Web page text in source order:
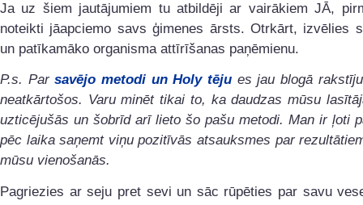
Ja uz šiem jautājumiem tu atbildēji ar vairākiem JĀ,
noteikti jāapciemo savs ģimenes ārsts. Otrkārt, izvēlies
un patīkamāko organisma attīrīšanas paņēmienu.
P.s. Parsavējo metodi un Holy tēju es jau blogā
neatkārtošos. Varu minēt tikai to, ka daudzas mūsu
uzticējušās un šobrīd arī lieto šo pašu metodi. Man ir ļoti
pēc laika saņemt viņu pozitīvās atsauksmes par
mūsu vienošanās.
Pagriezies ar seju pret sevi un sāc rūpēties par savu